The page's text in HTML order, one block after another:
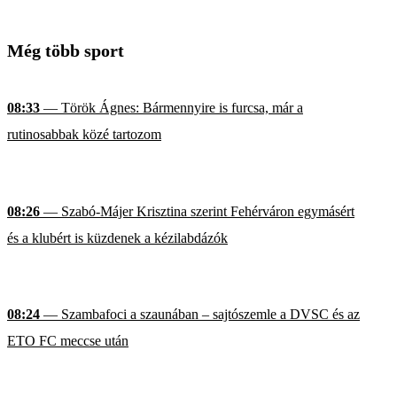
Még több sport
08:33 — Török Ágnes: Bármennyire is furcsa, már a
rutinosabbak közé tartozom
08:26 — Szabó-Májer Krisztina szerint Fehérváron egymásért
és a klubért is küzdenek a kézilabdázók
08:24 — Szambafoci a szaunában – sajtószemle a DVSC és az
ETO FC meccse után